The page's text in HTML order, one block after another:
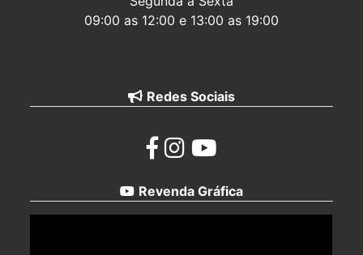
09:00 as 12:00 e 13:00 as 19:00
Redes Sociais
Revenda Gráfica